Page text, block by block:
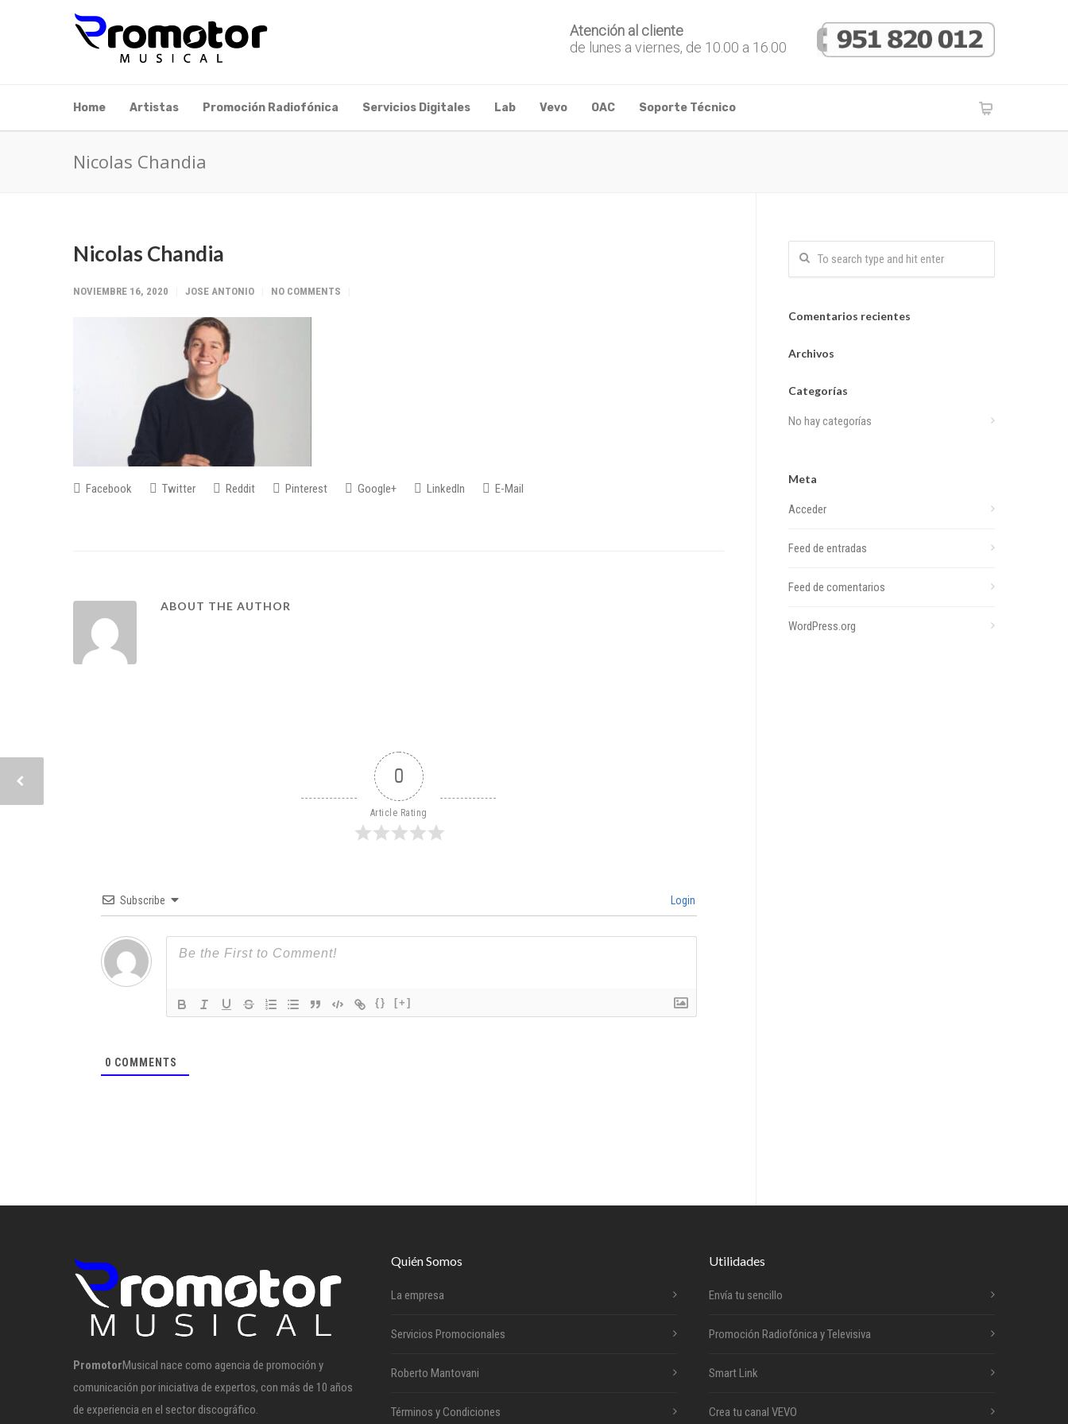
Atención al cliente
de lunes a viernes, de 10.00 a 16.00
Home Artistas Promoción Radiofónica Servicios Digitales Lab Vevo OAC Soporte Técnico
Nicolas Chandia
Nicolas Chandia
NOVIEMBRE 16, 2020 JOSE ANTONIO NO COMMENTS
Facebook Twitter Reddit Pinterest Google+ LinkedIn E-Mail
ABOUT THE AUTHOR
0
Article Rating
Subscribe Login
{} [+]
0 COMMENTS
Comentarios recientes
Archivos
Categorías
No hay categorías
Meta
Acceder
Feed de entradas
Feed de comentarios
WordPress.org
PromotorMusical nace como agencia de promoción y
comunicación por iniciativa de expertos, con más de 10 años
de experiencia en el sector discográfico.
Quién Somos
La empresa
Servicios Promocionales
Roberto Mantovani
Términos y Condiciones
Utilidades
Envía tu sencillo
Promoción Radiofónica y Televisiva
Smart Link
Crea tu canal VEVO